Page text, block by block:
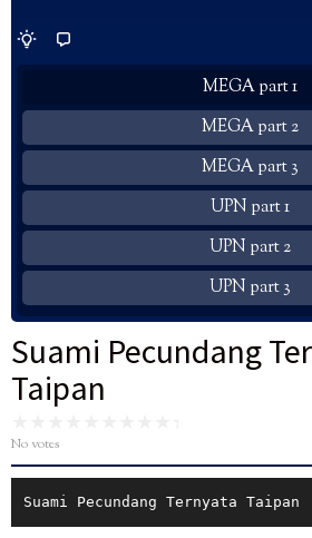
MEGA part 1
MEGA part 2
MEGA part 3
UPN part 1
UPN part 2
UPN part 3
Suami Pecundang
Taipan
No votes
Suami Pecundang Ternyata Taipan